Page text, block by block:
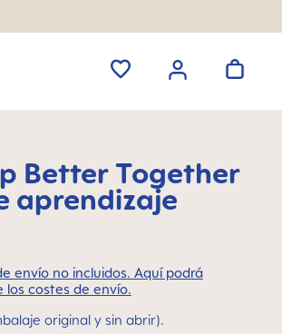
Better Together
aprendizaje
envío no incluidos. Aquí podrá
costes de envío.
original y sin abrir).